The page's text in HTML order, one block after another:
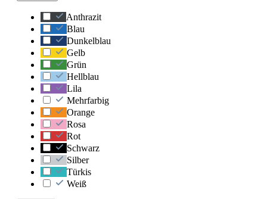
Anthrazit
Blau
Dunkelblau
Gelb
Grün
Hellblau
Lila
Mehrfarbig
Orange
Rosa
Rot
Schwarz
Silber
Türkis
Weiß